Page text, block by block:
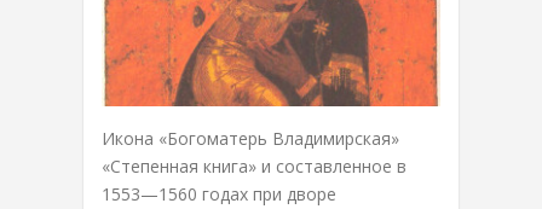
Икона «Богоматерь Владимирская»
«Степенная книга» и составленное в
1553—1560 годах при дворе